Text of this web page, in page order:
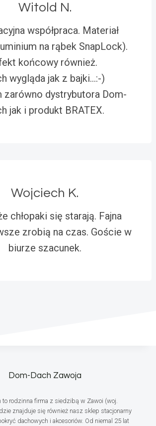
Witold N.
współpraca. Materiał
na rąbek SnapLock).
końcowy również.
wygląda jak z bajki…:-)
zarówno dystrybutora Dom-
jak i produkt BRATEX.
Wojciech K.
chłopaki się starają. Fajna
zrobią na czas. Goście w
biurze szacunek.
Dom-Dach Zawoja
to rodzinna firma z siedzibą w Zawoi (woj.
znajduje się również nasz sklep stacjonarny
dachowych i akcesoriów. Od niemal 25 lat